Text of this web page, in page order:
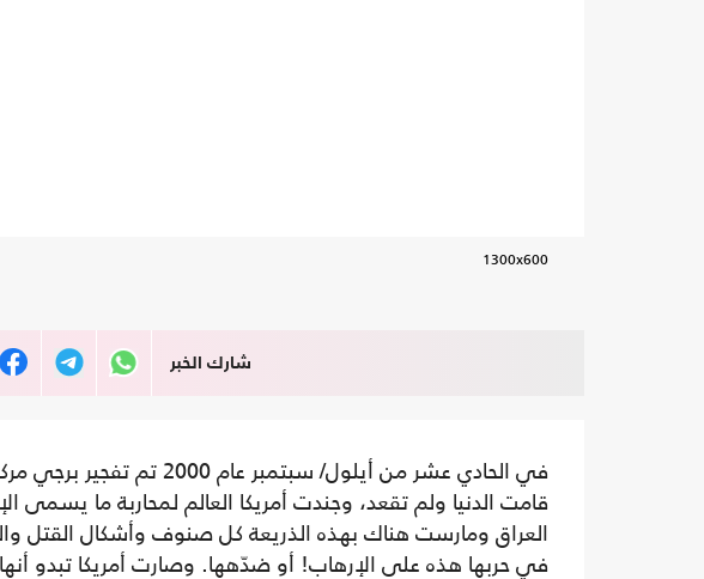
1300x600
شارك الخبر
في الحادي عشر من أيلول/
قامت الدنيا ولم تقعد، وجندت أمريكا العالم لمحاربة ما يسمى
العراق ومارست هناك بهذه الذريعة كل صنوف وأشكال القتل
في حربها هذه على الإرهاب! أو ضدّهها. وصارت أمريكا تبدو